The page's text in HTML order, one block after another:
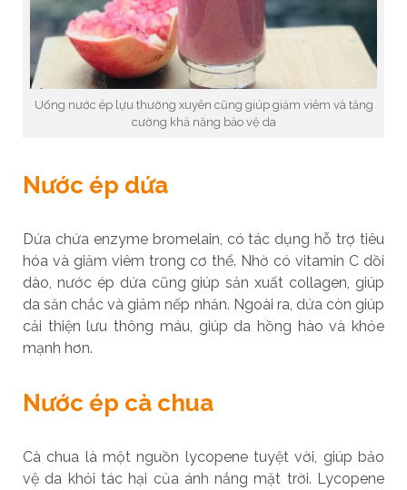
Uống nước ép lựu thường xuyên cũng giúp giảm viêm và tăng
cường khả năng bảo vệ da
Nước ép dứa
Dứa chứa enzyme bromelain, có tác dụng hỗ trợ tiêu
hóa và giảm viêm trong cơ thể. Nhờ có vitamin C dồi
dào, nước ép dứa cũng giúp sản xuất collagen, giúp
da săn chắc và giảm nếp nhăn. Ngoài ra, dứa còn giúp
cải thiện lưu thông máu, giúp da hồng hào và khỏe
mạnh hơn.
Nước ép cà chua
Cà chua là một nguồn lycopene tuyệt vời, giúp bảo
vệ da khỏi tác hại của ánh nắng mặt trời. Lycopene